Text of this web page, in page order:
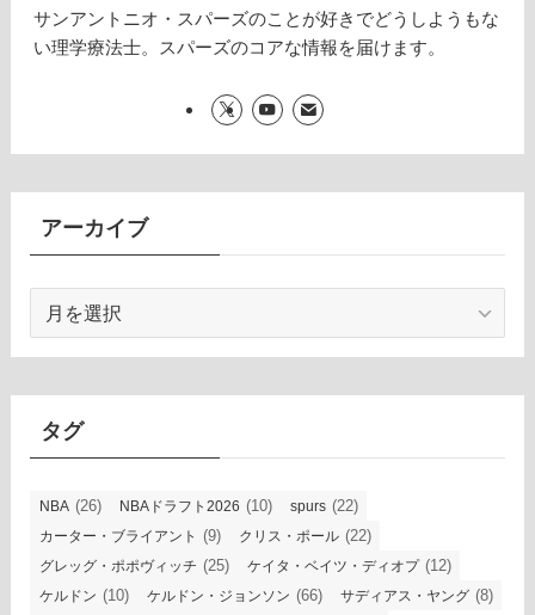
サンアントニオ・スパーズのことが好きでどうしようもな
い理学療法士。スパーズのコアな情報を届けます。
アーカイブ
カ
イ
タグ
NBA (26) NBAドラフト2026 (10) spurs (22)
カーター・ブライアント (9) クリス・ポール (22)
グレッグ・ポポヴィッチ (25) ケイタ・ベイツ・ディオプ(12)
ケルドン (10) ケルドン・ジョンソン (66) サディアス・ヤング (8)